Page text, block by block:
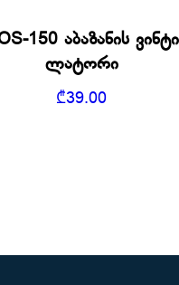
150 აბაზანის ვინტი
ლატორი
₾39.00